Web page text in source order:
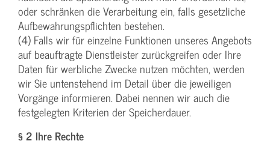
oder schränken die Verarbeitung ein, falls gesetzliche
Aufbewahrungspflichten bestehen.
(4) Falls wir für einzelne Funktionen unseres Angebots
auf beauftragte Dienstleister zurückgreifen oder Ihre
Daten für werbliche Zwecke nutzen möchten, werden
wir Sie untenstehend im Detail über die jeweiligen
Vorgänge informieren. Dabei nennen wir auch die
festgelegten Kriterien der Speicherdauer.
§ 2 Ihre Rechte